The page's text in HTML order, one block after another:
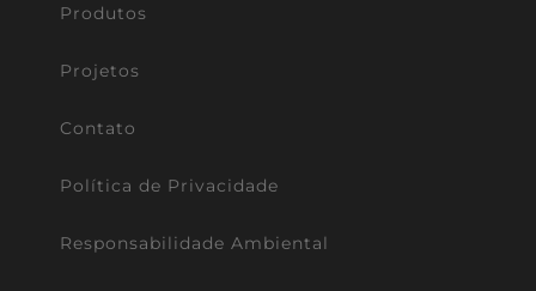
Produtos
Projetos
Contato
Política de Privacidade
Responsabilidade Ambiental